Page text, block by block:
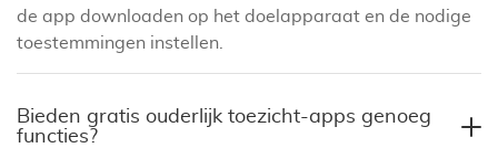
de app downloaden op het doelapparaat en de nodige
toestemmingen instellen.
Bieden gratis ouderlijk toezicht-apps genoeg
functies?